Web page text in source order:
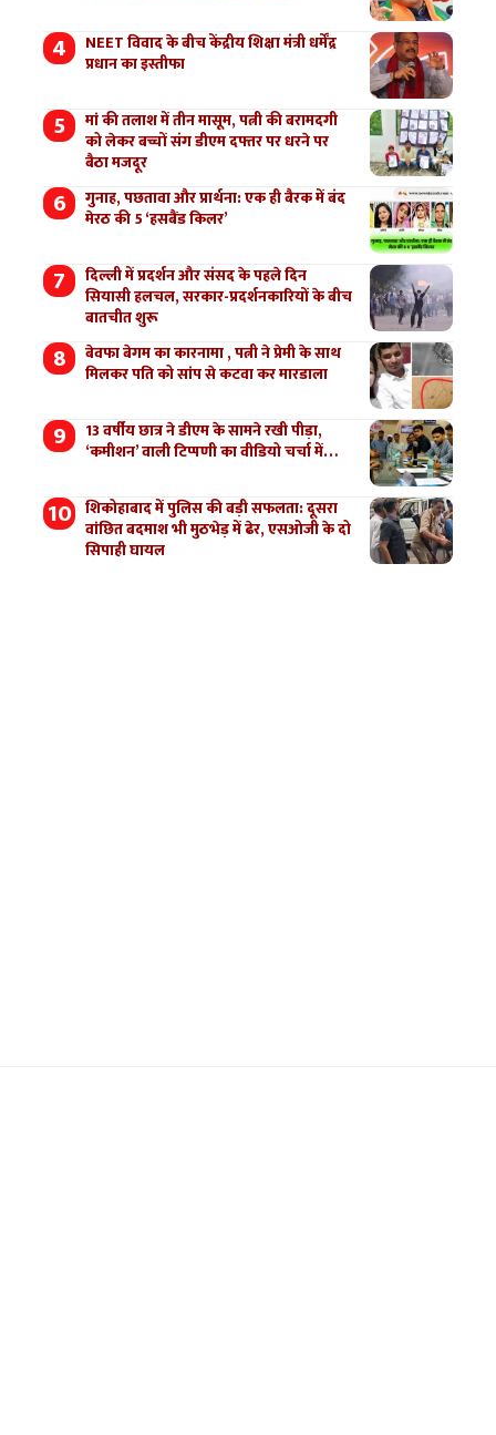
NEET विवाद के बीच केंद्रीय शिक्षा मंत्री धर्मेंद्र
प्रधान का इस्तीफा
मां की तलाश में तीन मासूम, पत्नी की बरामदगी
को लेकर बच्चों संग डीएम दफ्तर पर धरने पर
बैठा मजदूर
गुनाह, पछतावा और प्रार्थना: एक ही बैरक में बंद
मेरठ की 5 ‘हसबैंड किलर’
दिल्ली में प्रदर्शन और संसद के पहले दिन
सियासी हलचल, सरकार-प्रदर्शनकारियों के बीच
बातचीत शुरू
बेवफा बेगम का कारनामा , पत्नी ने प्रेमी के साथ
मिलकर पति को सांप से कटवा कर मारडाला
13 वर्षीय छात्र ने डीएम के सामने रखी पीड़ा,
‘कमीशन’ वाली टिप्पणी का वीडियो चर्चा में…
शिकोहाबाद में पुलिस की बड़ी सफलता: दूसरा
वांछित बदमाश भी मुठभेड़ में ढेर, एसओजी के दो
सिपाही घायल